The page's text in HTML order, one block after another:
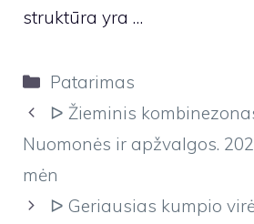
struktūra yra …
Kategorijos
Patarimas
ᐅ Žieminis
Nuomonės ir apžvalgos.
mėn
ᐅ Geriausias kumpio